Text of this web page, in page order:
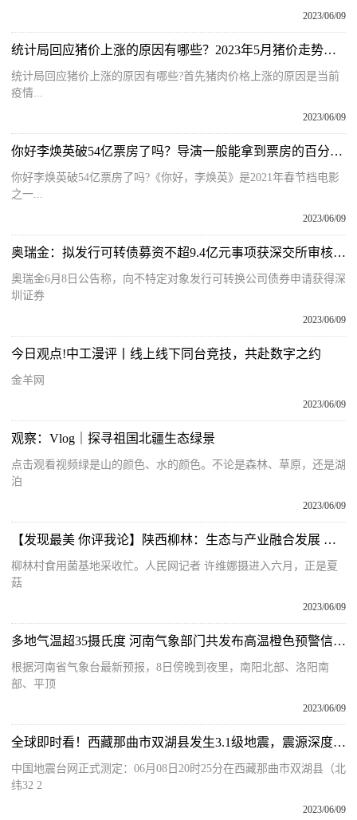
2023/06/09
统计局回应猪价上涨的原因有哪些？2023年5月猪价走势预测
统计局回应猪价上涨的原因有哪些?首先猪肉价格上涨的原因是当前
疫情...
2023/06/09
你好李焕英破54亿票房了吗？导演一般能拿到票房的百分之几？
你好李焕英破54亿票房了吗?《你好，李焕英》是2021年春节档电影
之一...
2023/06/09
奥瑞金：拟发行可转债募资不超9.4亿元事项获深交所审核通过
奥瑞金6月8日公告称，向不特定对象发行可转换公司债券申请获得深
圳证券
2023/06/09
今日观点!中工漫评丨线上线下同台竞技，共赴数字之约
金羊网
2023/06/09
观察：Vlog｜探寻祖国北疆生态绿景
点击观看视频绿是山的颜色、水的颜色。不论是森林、草原，还是湖
泊
2023/06/09
【发现最美 你评我论】陕西柳林：生态与产业融合发展 小小香菇“飘香”乡村振兴路 快看点
柳林村食用菌基地采收忙。人民网记者 许维娜摄进入六月，正是夏
菇
2023/06/09
多地气温超35摄氏度 河南气象部门共发布高温橙色预警信号75条_天天热文
根据河南省气象台最新预报，8日傍晚到夜里，南阳北部、洛阳南
部、平顶
2023/06/09
全球即时看！西藏那曲市双湖县发生3.1级地震，震源深度15千米
中国地震台网正式测定：06月08日20时25分在西藏那曲市双湖县（北
纬32 2
2023/06/09